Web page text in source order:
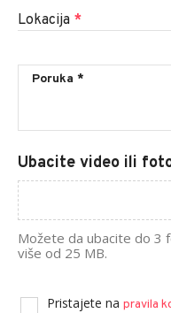
Lokacija *
Ubacite video ili
Možete da ubacite do 3
više od 25 MB.
Pristajete na pravila